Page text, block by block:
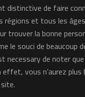
distinctive de faire
et tous les
trouver la bonne
le souci de
necessary de noter
effet, vous n’aurez